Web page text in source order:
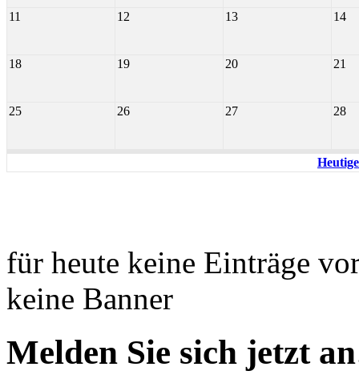
11 12 13 14
18 19 20 21
25 26 27 28
für heute keine Einträge
keine Banner
Melden Sie sich jetzt